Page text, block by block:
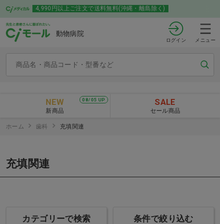
4,990円以上ご注文で送料無料(沖縄・離島除く)
動物病院
ログイン メニュー
08/05 UP
NEW
新商品
SALE
セール商品
ホーム 歯科 充填関連
充填関連
カテゴリーで検索 条件で絞り込む